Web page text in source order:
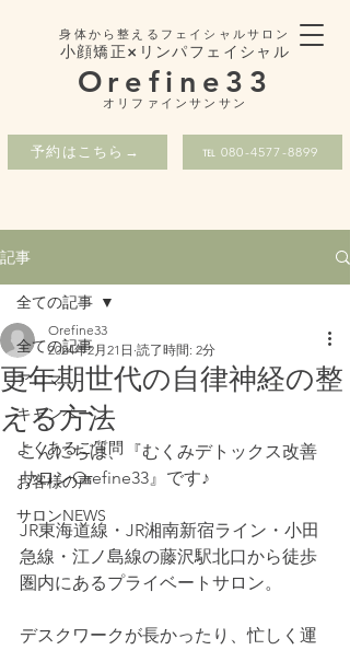
身体から整えるフェイシャルサロン
小顔矯正×リンパフェイシャル
Orefine33
​オリファインサンサン
予約はこちら→ ℡ 080-4577-8899
記事
全ての記事
アロマ
キャンペーン
よくあるご質問
お客様の声
サロンNEWS
全ての記事
更年期世代の自律神経の整
える方法
Orefine33
2024年2月21日 読了時間: 2分
こんにちは、『むくみデトックス改善
サロンOrefine33』です♪
JR東海道線・JR湘南新宿ライン・小田
急線・江ノ島線の藤沢駅北口から徒歩
圏内にあるプライベートサロン。
デスクワークが長かったり、忙しく運